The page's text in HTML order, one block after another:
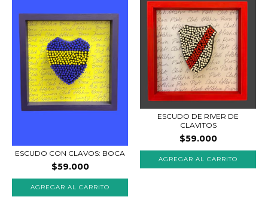
ESCUDO CON CLAVOS: BOCA
$59.000
ESCUDO DE RIVER DE
CLAVITOS
$59.000